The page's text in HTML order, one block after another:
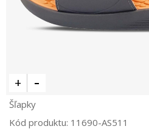
Šľapky
Kód produktu: 11690-AS511